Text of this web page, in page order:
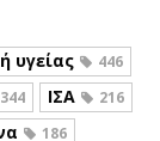
υγείας 446
344 ΙΣΑ 216
186